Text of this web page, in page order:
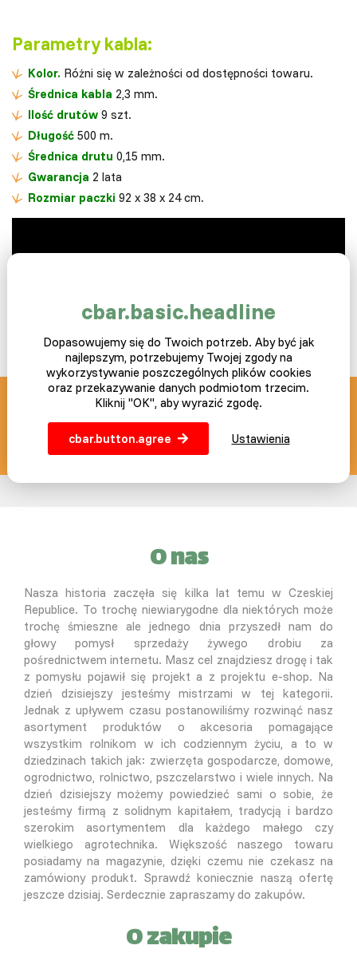
Parametry kabla:
Kolor. Różni się w zależności od dostępności towaru.
Średnica kabla 2,3 mm.
Ilość drutów 9 szt.
Długość 500 m.
Średnica drutu 0,15 mm.
Gwarancja 2 lata
Rozmiar paczki 92 x 38 x 24 cm.
SLEPICAR blog z pasją
info@slepicar.pl
O nas
Nasza historia zaczęła się kilka lat temu w Czeskiej
Republice. To trochę niewiarygodne dla niektórych może
trochę śmieszne ale jednego dnia przyszedł nam do
głowy pomysł sprzedaży żywego drobiu za
pośrednictwem internetu. Masz cel znajdziesz drogę i tak
z pomysłu pojawił się projekt a z projektu e-shop. Na
dzień dzisiejszy jesteśmy mistrzami w tej kategorii.
Jednak z upływem czasu postanowiliśmy rozwinąć nasz
asortyment produktów o akcesoria pomagające
wszystkim rolnikom w ich codziennym życiu, a to w
dziedzinach takich jak: zwierzęta gospodarcze, domowe,
ogrodnictwo, rolnictwo, pszczelarstwo i wiele innych. Na
dzień dzisiejszy możemy powiedzieć sami o sobie, że
jesteśmy firmą z solidnym kapitałem, tradycją i bardzo
szerokim asortymentem dla każdego małego czy
wielkiego agrotechnika. Większość naszego towaru
posiadamy na magazynie, dzięki czemu nie czekasz na
zamówiony produkt. Sprawdź koniecznie naszą ofertę
jeszcze dzisiaj. Serdecznie zapraszamy do zakupów.
O zakupie
cbar.basic.headline
Dopasowujemy się do Twoich potrzeb. Aby być jak
najlepszym, potrzebujemy Twojej zgody na
wykorzystywanie poszczególnych plików cookies
oraz przekazywanie danych podmiotom trzecim.
Kliknij "OK", aby wyrazić zgodę.
cbar.button.agree Ustawienia